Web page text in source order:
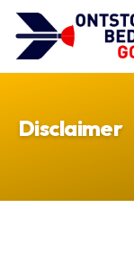
Disclaimer